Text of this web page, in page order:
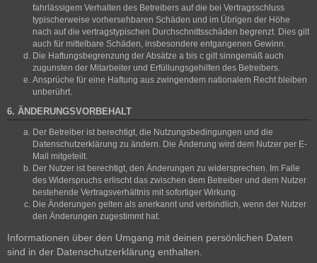
fahrlässigem Verhalten des Betreibers auf die bei Vertragsschluss
typischerweise vorhersehbaren Schäden und im Übrigen der Höhe
nach auf die vertragstypischen Durchschnittsschäden begrenzt. Dies gilt
auch für mittelbare Schäden, insbesondere entgangenen Gewinn.
Die Haftungsbegrenzung der Absätze a bis c gilt sinngemäß auch
zugunsten der Mitarbeiter und Erfüllungsgehilfen des Betreibers.
Ansprüche für eine Haftung aus zwingendem nationalem Recht bleiben
unberührt.
6. ÄNDERUNGSVORBEHALT
Der Betreiber ist berechtigt, die Nutzungsbedingungen und die
Datenschutzerklärung zu ändern. Die Änderung wird dem Nutzer per E-
Mail mitgeteilt.
Der Nutzer ist berechtigt, den Änderungen zu widersprechen. Im Falle
des Widerspruchs erlischt das zwischen dem Betreiber und dem Nutzer
bestehende Vertragsverhältnis mit sofortiger Wirkung.
Die Änderungen gelten als anerkannt und verbindlich, wenn der Nutzer
den Änderungen zugestimmt hat.
Informationen über den Umgang mit deinen persönlichen Daten
sind in der Datenschutzerklärung enthalten.